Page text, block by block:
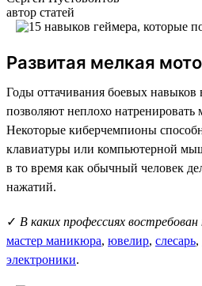
автор статей
Развитая мелкая
Годы оттачивания боевых
позволяют неплохо
Некоторые киберчемпионы
клавиатуры или компьютерной
в то время как обычный человек
нажатий.
✓ В каких профессиях востребован
мастер маникюра, ювелир, слесарь,
электроники.